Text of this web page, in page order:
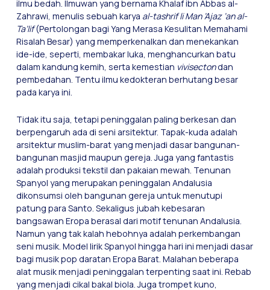
ilmu bedah. Ilmuwan yang bernama Khalaf ibn Abbas al-
Zahrawi, menulis sebuah karya al-tashrif li Man ’Ajaz ’an al-
Ta’lif(Pertolongan bagi Yang Merasa Kesulitan Memahami
Risalah Besar) yang memperkenalkan dan menekankan
ide-ide, seperti, membakar luka, menghancurkan batu
dalam kandung kemih, serta kemestian vivisectondan
pembedahan. Tentu ilmu kedokteran berhutang besar
pada karya ini.
Tidak itu saja, tetapi peninggalan paling berkesan dan
berpengaruh ada di seni arsitektur. Tapak-kuda adalah
arsitektur muslim-barat yang menjadi dasar bangunan-
bangunan masjid maupun gereja. Juga yang fantastis
adalah produksi tekstil dan pakaian mewah. Tenunan
Spanyol yang merupakan peninggalan Andalusia
dikonsumsi oleh bangunan gereja untuk menutupi
patung para Santo. Sekaligus jubah kebesaran
bangsawan Eropa berasal dari motif tenunan Andalusia.
Namun yang tak kalah hebohnya adalah perkembangan
seni musik. Model lirik Spanyol hingga hari ini menjadi dasar
bagi musik pop daratan Eropa Barat. Malahan beberapa
alat musik menjadi peninggalan terpenting saat ini. Rebab
yang menjadi cikal bakal biola. Juga trompet kuno,